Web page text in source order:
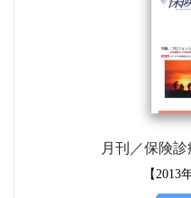
月刊／保険
【2013